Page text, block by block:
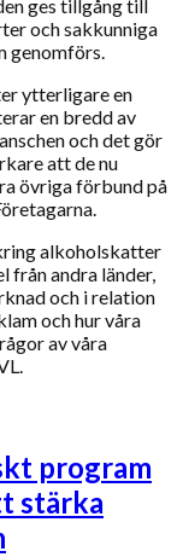
ges tillgång till
och sakkunniga
genomförs.
ytterligare en
en bredd av
och det gör
att de nu
övriga förbund på
alkoholskatter
från andra länder,
och i relation
och hur våra
av våra
program
stärka